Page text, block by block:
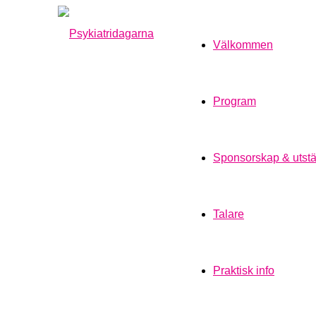
Välkommen
Program
Sponsorskap &
Talare
Praktisk info